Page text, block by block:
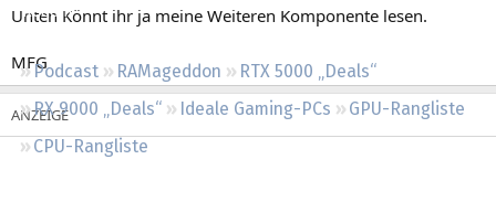
Regeln
Podcast RAMageddon
RTX 5000 „Deals“
RX 9000 „Deals“
Ideale Gaming-PCs
GPU-Rangliste
CPU-Rangliste
Unten Könnt ihr ja meine Weiteren Komponente lesen.
MFG